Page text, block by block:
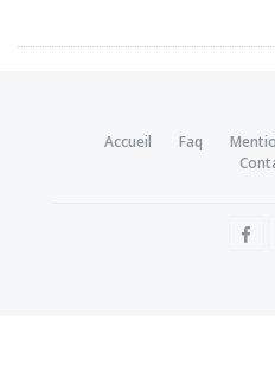
Accueil Faq